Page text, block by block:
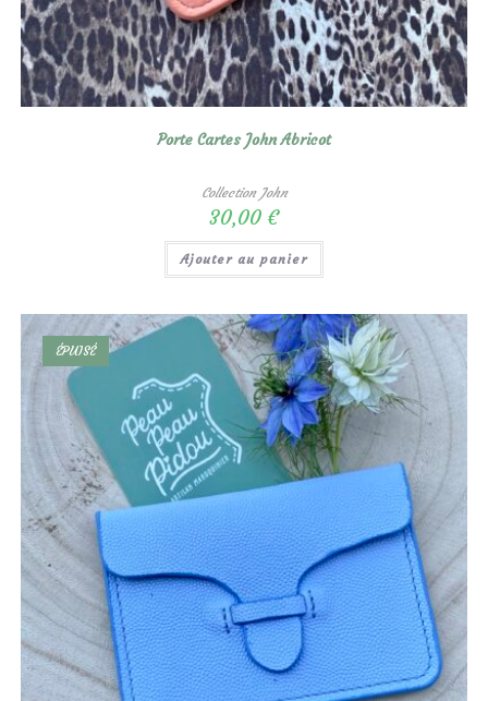
Porte Cartes John Abricot
Collection John
30,00 €
Ajouter au panier
ÉPUISÉ